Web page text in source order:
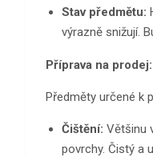
Stav předmětu:
výrazně snižují.
Příprava na
Předměty určené k
Čištění: Většinu
povrchy. Čistý a